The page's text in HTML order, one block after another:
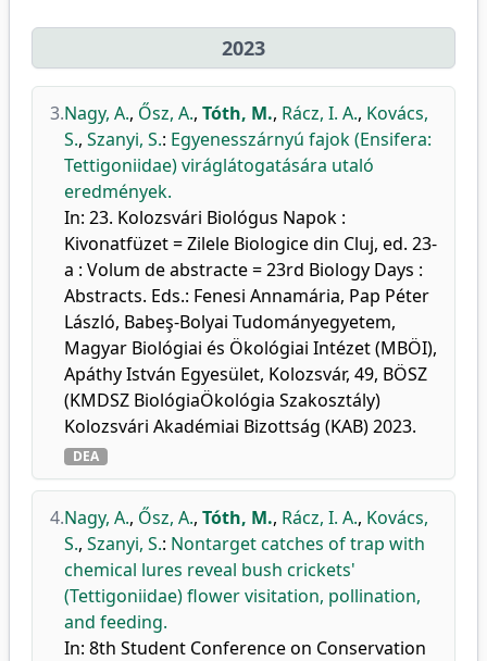
2023
3.Nagy, A., Ősz, A., Tóth, M., Rácz, I. A., Kovács,
S., Szanyi, S.: Egyenesszárnyú fajok (Ensifera:
Tettigoniidae) viráglátogatására utaló
eredmények.
In: 23. Kolozsvári Biológus Napok :
Kivonatfüzet = Zilele Biologice din Cluj, ed. 23-
a : Volum de abstracte = 23rd Biology Days :
Abstracts. Eds.: Fenesi Annamária, Pap Péter
László, Babeş-Bolyai Tudományegyetem,
Magyar Biológiai és Ökológiai Intézet (MBÖI),
Apáthy István Egyesület, Kolozsvár, 49, BÖSZ
(KMDSZ BiológiaÖkológia Szakosztály)
Kolozsvári Akadémiai Bizottság (KAB) 2023.
DEA
4.Nagy, A., Ősz, A., Tóth, M., Rácz, I. A., Kovács,
S., Szanyi, S.: Nontarget catches of trap with
chemical lures reveal bush crickets'
(Tettigoniidae) flower visitation, pollination,
and feeding.
In: 8th Student Conference on Conservation